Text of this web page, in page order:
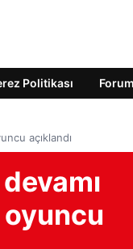
Politikası Forum
açıklandı